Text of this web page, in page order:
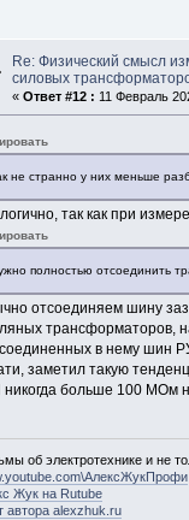
Re: Физический смысл
силовых
« Ответ #12 : 11 Февраль
не странно у них меньше
так как при
полностью отсоединить
отсоединяем шину
трансформаторов,
в нему шин
заметил такую
никогда больше 100 МОм
об электротехнике и не
Жук на Rutube
автора alexzhuk.ru